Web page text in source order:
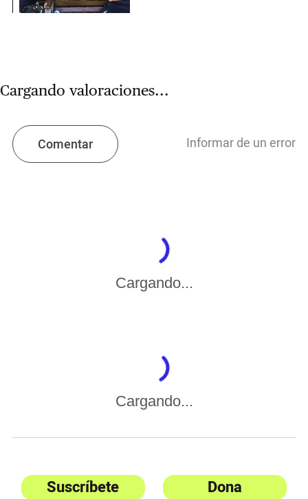
Cargando valoraciones...
Comentar Informar de un error
Cargando...
Cargando...
Suscríbete Dona